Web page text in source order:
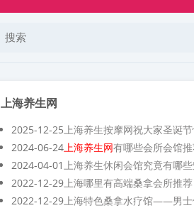
上海养生网
2025-12-25 上海养生按摩网祝大家圣诞
2024-06-24 上海养生网有哪些会所会馆
2024-04-01 上海养生休闲会馆究竟有哪
2022-12-29 上海哪里有高端桑拿会所推
2022-12-29 上海特色桑拿水疗馆——男